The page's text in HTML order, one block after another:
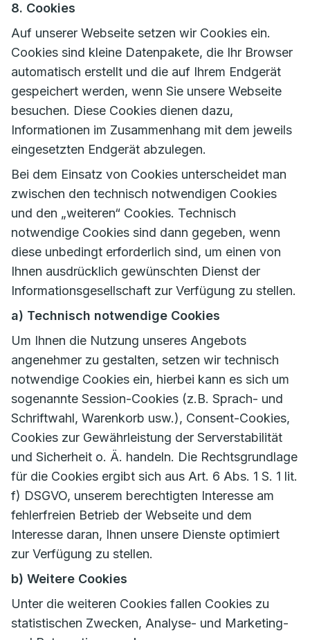
8. Cookies
Auf unserer Webseite setzen wir Cookies ein.
Cookies sind kleine Datenpakete, die Ihr Browser
automatisch erstellt und die auf Ihrem Endgerät
gespeichert werden, wenn Sie unsere Webseite
besuchen. Diese Cookies dienen dazu,
Informationen im Zusammenhang mit dem jeweils
eingesetzten Endgerät abzulegen.
Bei dem Einsatz von Cookies unterscheidet man
zwischen den technisch notwendigen Cookies
und den „weiteren“ Cookies. Technisch
notwendige Cookies sind dann gegeben, wenn
diese unbedingt erforderlich sind, um einen von
Ihnen ausdrücklich gewünschten Dienst der
Informationsgesellschaft zur Verfügung zu stellen.
a) Technisch notwendige Cookies
Um Ihnen die Nutzung unseres Angebots
angenehmer zu gestalten, setzen wir technisch
notwendige Cookies ein, hierbei kann es sich um
sogenannte Session-Cookies (z.B. Sprach- und
Schriftwahl, Warenkorb usw.), Consent-Cookies,
Cookies zur Gewährleistung der Serverstabilität
und Sicherheit o. Ä. handeln. Die Rechtsgrundlage
für die Cookies ergibt sich aus Art. 6 Abs. 1 S. 1 lit.
f) DSGVO, unserem berechtigten Interesse am
fehlerfreien Betrieb der Webseite und dem
Interesse daran, Ihnen unsere Dienste optimiert
zur Verfügung zu stellen.
b) Weitere Cookies
Unter die weiteren Cookies fallen Cookies zu
statistischen Zwecken, Analyse- und Marketing-